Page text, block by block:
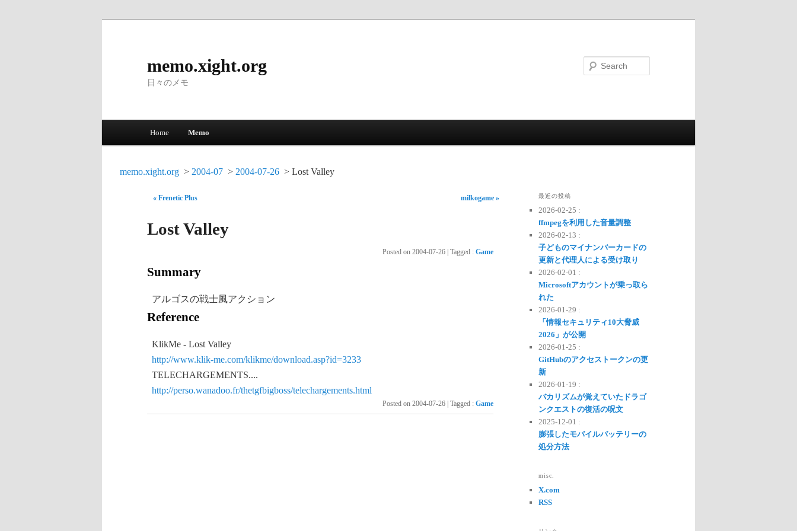
memo.xight.org
日々のメモ
Skip to primary content
Skip to secondary content
Home Memo
memo.xight.org 2004-07 2004-07-26 Lost Valley
« Frenetic Plus milkogame »
Lost Valley
Posted on 2004-07-26 Tagged : Game
Summary
アルゴスの戦士風アクション
Reference
KlikMe - Lost Valley
http://www.klik-me.com/klikme/download.asp?id=3233
TELECHARGEMENTS....
http://perso.wanadoo.fr/thetgfbigboss/telechargements.html
Posted on 2004-07-26 Tagged : Game
最近の投稿
2026-02-25 :
ffmpegを利用した音量調整
2026-02-13 :
子どものマイナンバーカードの
更新と代理人による受け取り
2026-02-01 :
Microsoftアカウントが乗っ取ら
れた
2026-01-29 :
「情報セキュリティ10大脅威
2026」が公開
2026-01-25 :
GitHubのアクセストークンの更
新
2026-01-19 :
バカリズムが覚えていたドラゴ
ンクエストの復活の呪文
2025-12-01 :
膨張したモバイルバッテリーの
処分方法
misc.
X.com
RSS